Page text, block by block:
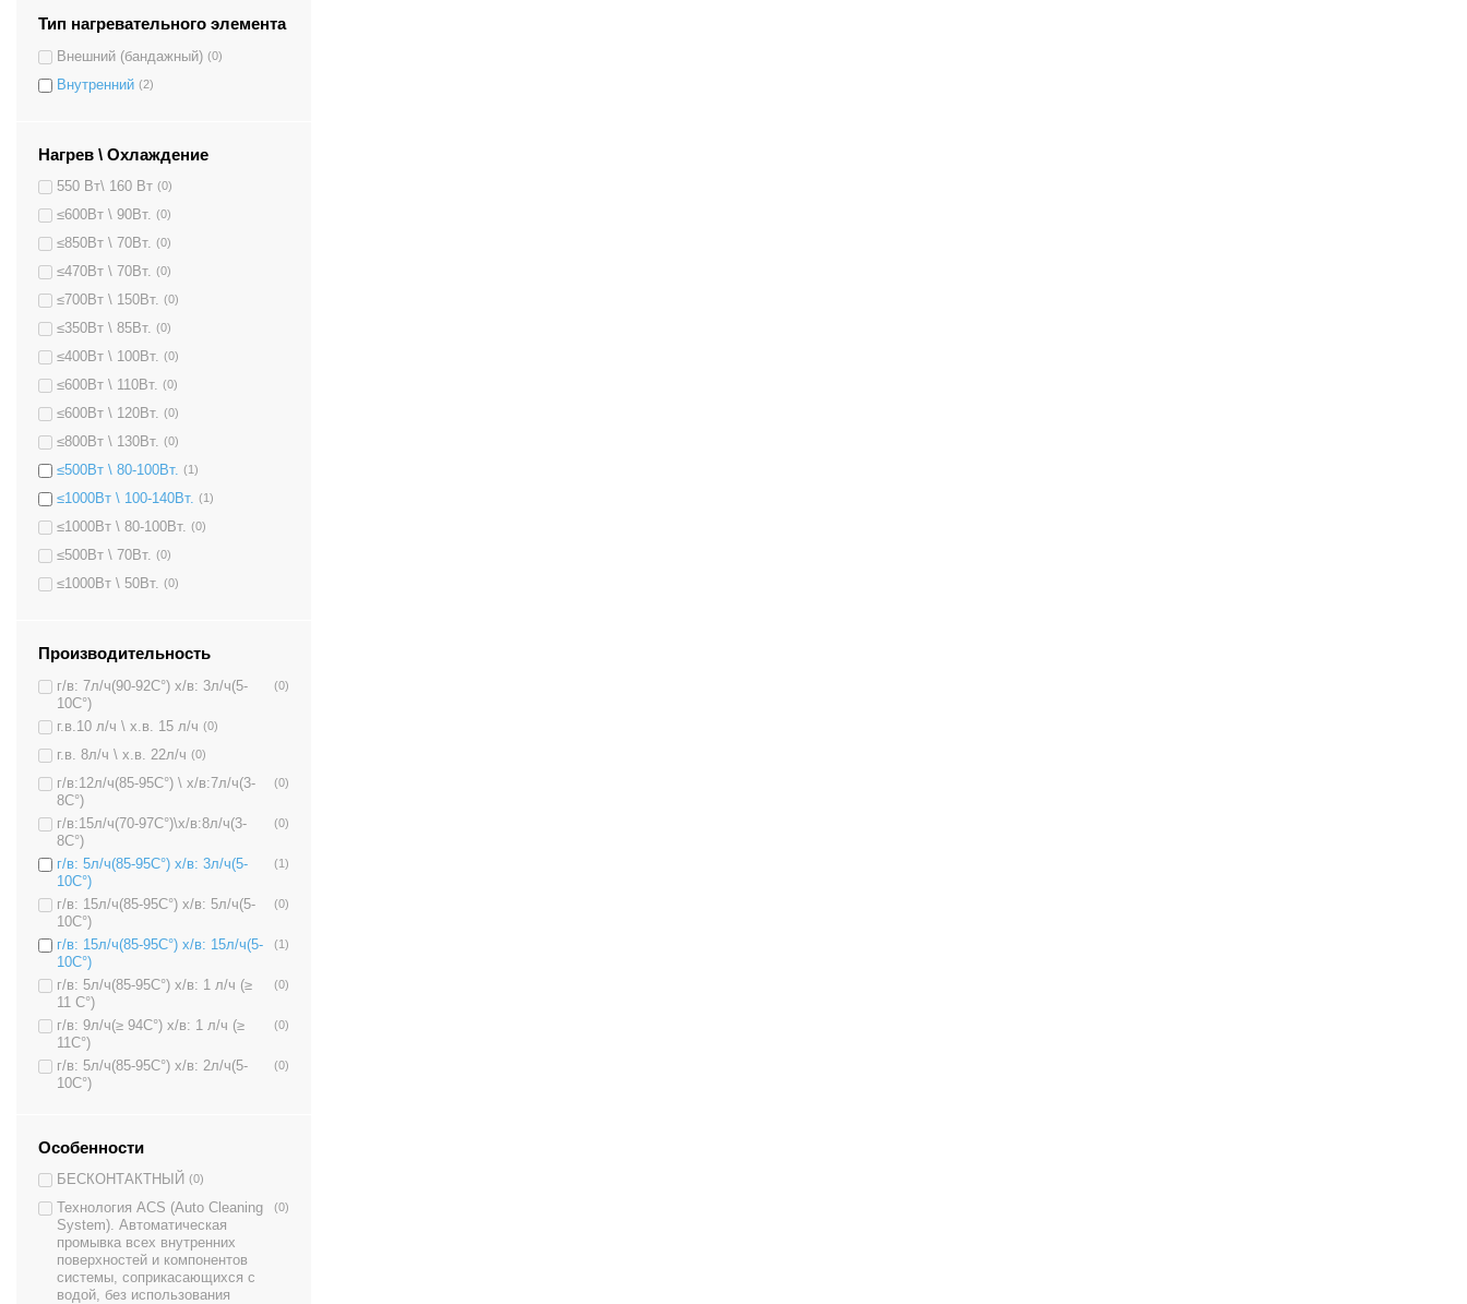
Тип нагревательного элемента
Внешний (бандажный) (0)
Внутренний (2)
Нагрев \ Охлаждение
550 Вт\ 160 Вт (0)
≤600Вт \ 90Вт. (0)
≤850Вт \ 70Вт. (0)
≤470Вт \ 70Вт. (0)
≤700Вт \ 150Вт. (0)
≤350Вт \ 85Вт. (0)
≤400Вт \ 100Вт. (0)
≤600Вт \ 110Вт. (0)
≤600Вт \ 120Вт. (0)
≤800Вт \ 130Вт. (0)
≤500Вт \ 80-100Вт. (1)
≤1000Вт \ 100-140Вт. (1)
≤1000Вт \ 80-100Вт. (0)
≤500Вт \ 70Вт. (0)
≤1000Вт \ 50Вт. (0)
Производительность
г/в: 7л/ч(90-92C°) х/в: 3л/ч(5-
10C°)
(0)
г.в.10 л/ч \ х.в. 15 л/ч (0)
г.в. 8л/ч \ х.в. 22л/ч (0)
г/в:12л/ч(85-95C°) \ х/в:7л/ч(3-
8C°)
(0)
г/в:15л/ч(70-97C°)\х/в:8л/ч(3-
8C°)
(0)
г/в: 5л/ч(85-95C°) х/в: 3л/ч(5-
10C°)
(1)
г/в: 15л/ч(85-95C°) х/в: 5л/ч(5-
10C°)
(0)
г/в: 15л/ч(85-95C°) х/в: 15л/ч(5-
10C°)
(1)
г/в: 5л/ч(85-95C°) х/в: 1 л/ч (≥
11 C°)
(0)
г/в: 9л/ч(≥ 94C°) х/в: 1 л/ч (≥
11C°)
(0)
г/в: 5л/ч(85-95C°) х/в: 2л/ч(5-
10C°)
(0)
Особенности
БЕСКОНТАКТНЫЙ (0)
Технология ACS (Auto Cleaning
System). Автоматическая
промывка всех внутренних
поверхностей и компонентов
системы, соприкасающихся с
водой, без использования
(0)